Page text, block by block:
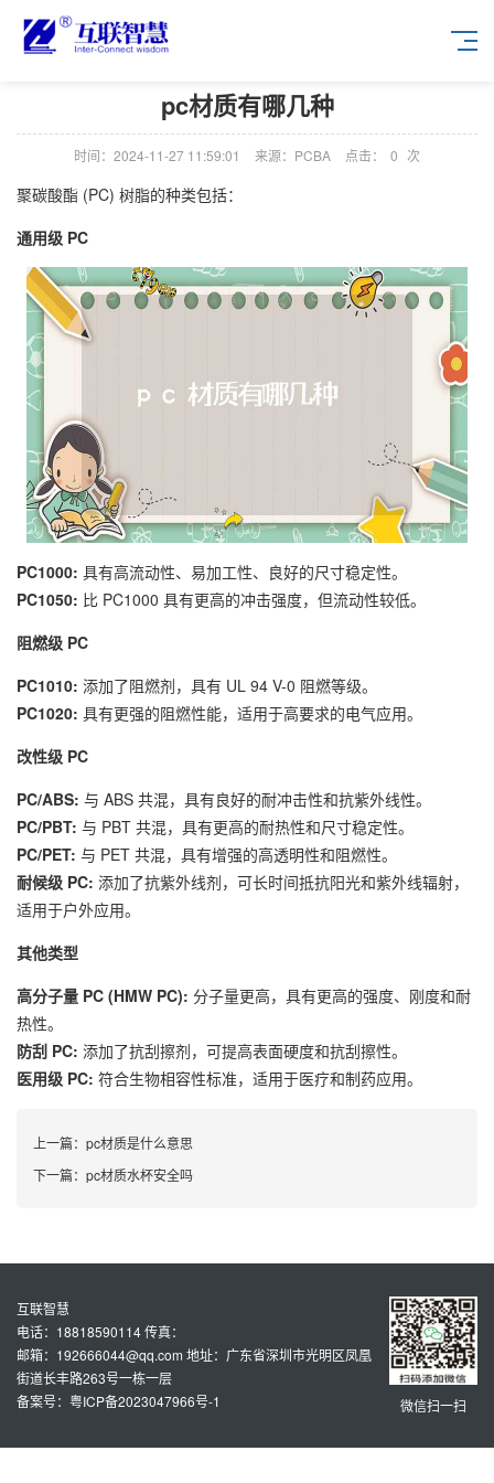
pc材质有哪几种
时间：2024-11-27 11:59:01 来源：PCBA 点击： 0 次
聚碳酸酯 (PC) 树脂的种类包括：
通用级 PC
PC1000: 具有高流动性、易加工性、良好的尺寸稳定性。
PC1050: 比 PC1000 具有更高的冲击强度，但流动性较低。
阻燃级 PC
PC1010: 添加了阻燃剂，具有 UL 94 V-0 阻燃等级。
PC1020: 具有更强的阻燃性能，适用于高要求的电气应用。
改性级 PC
PC/ABS: 与 ABS 共混，具有良好的耐冲击性和抗紫外线性。
PC/PBT: 与 PBT 共混，具有更高的耐热性和尺寸稳定性。
PC/PET: 与 PET 共混，具有增强的高透明性和阻燃性。
耐候级 PC: 添加了抗紫外线剂，可长时间抵抗阳光和紫外线辐射，
适用于户外应用。
其他类型
高分子量 PC (HMW PC): 分子量更高，具有更高的强度、刚度和耐
热性。
防刮 PC: 添加了抗刮擦剂，可提高表面硬度和抗刮擦性。
医用级 PC: 符合生物相容性标准，适用于医疗和制药应用。
上一篇： pc材质是什么意思
下一篇： pc材质水杯安全吗
微信扫一扫
互联智慧
电话：18818590114 传真：
邮箱：192666044@qq.com 地址：广东省深圳市光明区凤凰
街道长丰路263号一栋一层
备案号：粤ICP备2023047966号-1